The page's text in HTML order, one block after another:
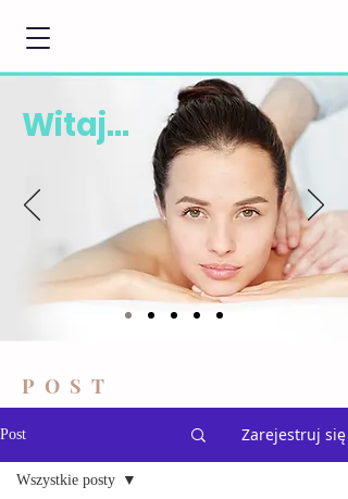
Witaj...
POST
Post Zarejestruj się
Wszystkie posty